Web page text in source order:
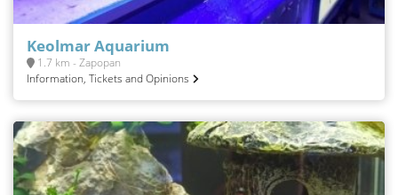
Keolmar Aquarium
1.7 km - Zapopan
Information, Tickets and Opinions